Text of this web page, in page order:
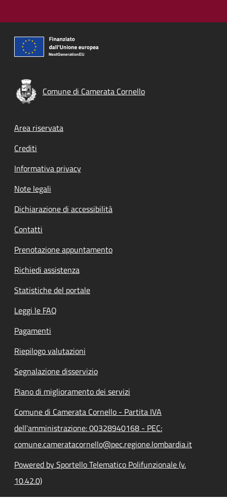
Comune di Camerata Cornello
Footer menu
Area riservata
Crediti
Informativa privacy
Note legali
Dichiarazione di accessibilità
Contatti
Prenotazione appuntamento
Richiedi assistenza
Statistiche del portale
Leggi le FAQ
Pagamenti
Riepilogo valutazioni
Segnalazione disservizio
Piano di miglioramento dei servizi
Comune di Camerata Cornello - Partita IVA
dell'amministrazione: 00328940168 - PEC:
comune.cameratacornello@pec.regione.lombardia.it
Powered by Sportello Telematico Polifunzionale (v.
10.42.0)